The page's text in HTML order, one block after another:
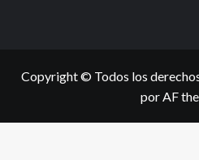
Copyright © Todos los
por AF